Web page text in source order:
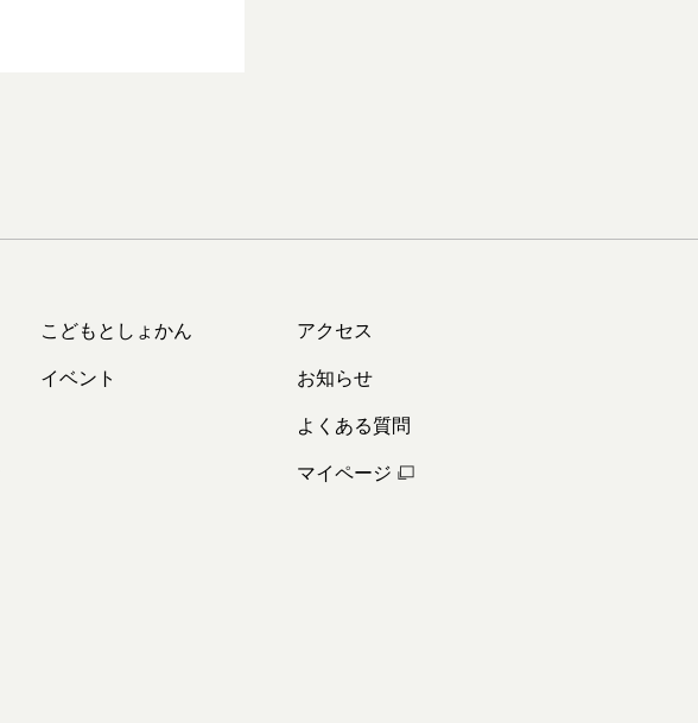
こどもとしょかん
イベント
アクセス
お知らせ
よくある質問
マイページ